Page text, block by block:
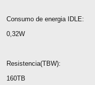
Consumo de energia IDLE:
0,32W
Resistencia(TBW):
160TB